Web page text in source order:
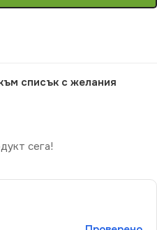
списък с желания
сега!